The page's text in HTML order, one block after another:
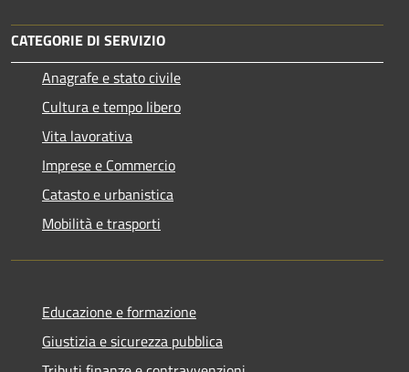
CATEGORIE DI SERVIZIO
Anagrafe e stato civile
Cultura e tempo libero
Vita lavorativa
Imprese e Commercio
Catasto e urbanistica
Mobilità e trasporti
Educazione e formazione
Giustizia e sicurezza pubblica